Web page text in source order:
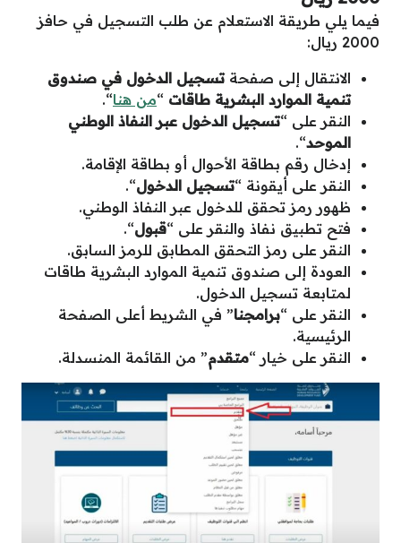
فيما يلي طريقة الاستعلام عن طلب التسجيل في حافز
2000 ريال:
الانتقال إلى صفحة تسجيل الدخول في صندوق
تنمية الموارد البشرية طاقات “من هنا“.
النقر على “تسجيل الدخول عبر النفاذ الوطني
الموحد“.
إدخال رقم بطاقة الأحوال أو بطاقة الإقامة.
النقر على أيقونة “تسجيل الدخول“.
ظهور رمز تحقق للدخول عبر النفاذ الوطني.
فتح تطبيق نفاذ والنقر على “قبول“.
النقر على رمز التحقق المطابق للرمز السابق.
العودة إلى صندوق تنمية الموارد البشرية طاقات
لمتابعة تسجيل الدخول.
النقر على “برامجنا” في الشريط أعلى الصفحة
الرئيسية.
النقر على خيار “متقدم” من القائمة المنسدلة.